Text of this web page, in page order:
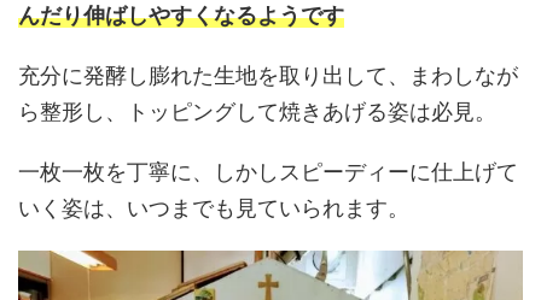
んだり伸ばしやすくなるようです
充分に発酵し膨れた生地を取り出して、まわしなが
ら整形し、トッピングして焼きあげる姿は必見。
一枚一枚を丁寧に、しかしスピーディーに仕上げて
いく姿は、いつまでも見ていられます。